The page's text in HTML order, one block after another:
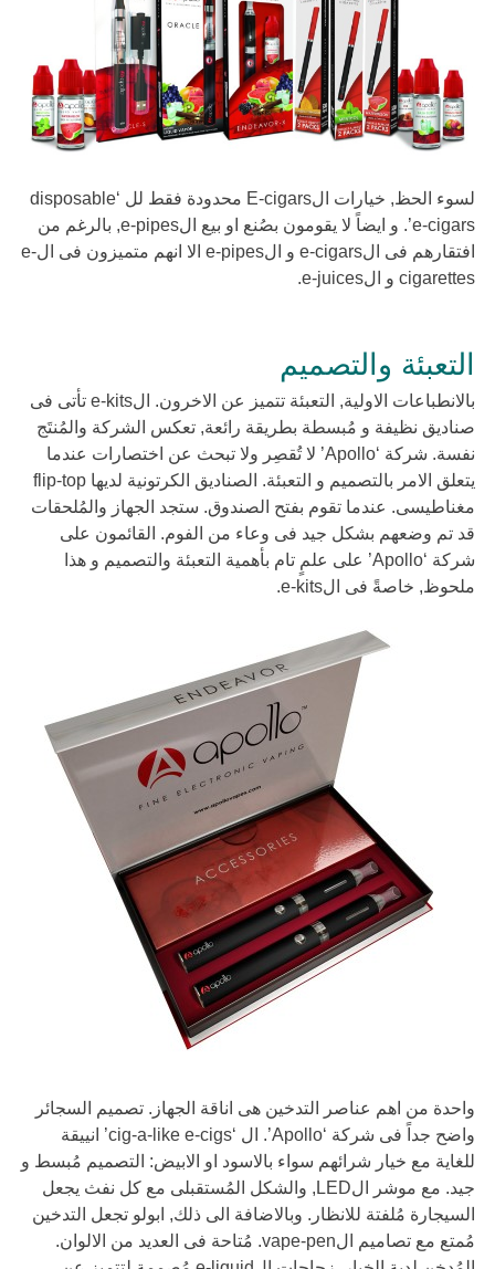
لسوء الحظ, خيارات الE-cigars محدودة فقط لل ‘disposable
e-cigars’. و ايضاً لا يقومون بصُنع او بيع الe-pipes, بالرغم من
افتقارهم فى الe-cigars و الe-pipes الا انهم متميزون فى الe-
cigarettes و الe-juices.
التعبئة والتصميم
بالانطباعات الاولية, التعبئة تتميز عن الاخرون. الe-kits تأتى فى
صناديق نظيفة و مُبسطة بطريقة رائعة, تعكس الشركة والمُنتَج
نفسة. شركة ‘Apollo’ لا تُقصِر ولا تبحث عن اختصارات عندما
يتعلق الامر بالتصميم و التعبئة. الصناديق الكرتونية لديها flip-top
مغناطيسى. عندما تقوم بفتح الصندوق. ستجد الجهاز والمُلحقات
قد تم وضعهم بشكل جيد فى وعاء من الفوم. القائمون على
شركة ‘Apollo’ على علمٍ تام بأهمية التعبئة والتصميم و هذا
ملحوظ, خاصةً فى الe-kits.
واحدة من اهم عناصر التدخين هى اناقة الجهاز. تصميم السجائر
واضح جداً فى شركة ‘Apollo’. ال ‘cig-a-like e-cigs’ انييقة
للغاية مع خيار شرائهم سواء بالاسود او الابيض: التصميم مُبسط و
جيد. مع موشر الLED, والشكل المُستقبلى مع كل نفث يجعل
السيجارة مُلفتة للانظار. وبالاضافة الى ذلك, ابولو تجعل التدخين
مُمتع مع تصاميم الvape-pen. مُتاحة فى العديد من الالوان.